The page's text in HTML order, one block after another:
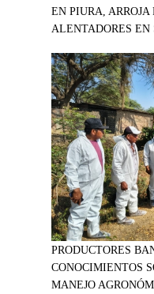
EN PIURA, ARROJA
ALENTADORES EN
PRODUCTORES
CONOCIMIENTOS
MANEJO